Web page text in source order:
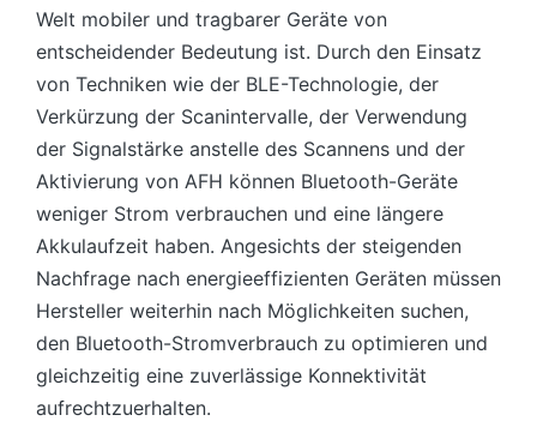
Welt mobiler und tragbarer Geräte von
entscheidender Bedeutung ist. Durch den Einsatz
von Techniken wie der BLE-Technologie, der
Verkürzung der Scanintervalle, der Verwendung
der Signalstärke anstelle des Scannens und der
Aktivierung von AFH können Bluetooth-Geräte
weniger Strom verbrauchen und eine längere
Akkulaufzeit haben. Angesichts der steigenden
Nachfrage nach energieeffizienten Geräten müssen
Hersteller weiterhin nach Möglichkeiten suchen,
den Bluetooth-Stromverbrauch zu optimieren und
gleichzeitig eine zuverlässige Konnektivität
aufrechtzuerhalten.